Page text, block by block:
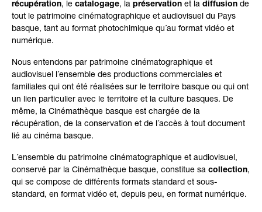
récupération, le catalogage, la préservation et la diffusion de
tout le patrimoine cinématographique et audiovisuel du Pays
basque, tant au format photochimique qu´au format vidéo et
numérique.
Nous entendons par patrimoine cinématographique et
audiovisuel l´ensemble des productions commerciales et
familiales qui ont été réalisées sur le territoire basque ou qui ont
un lien particulier avec le territoire et la culture basques. De
même, la Cinémathèque basque est chargée de la
récupération, de la conservation et de l´accès à tout document
lié au cinéma basque.
L´ensemble du patrimoine cinématographique et audiovisuel,
conservé par la Cinémathèque basque, constitue sa collection,
qui se compose de différents formats standard et sous-
standard, en format vidéo et, depuis peu, en format numérique.